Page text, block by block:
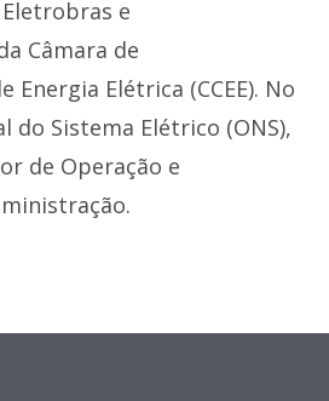
e
Câmara de
Energia Elétrica (CCEE). No
do Sistema Elétrico (ONS),
de Operação e